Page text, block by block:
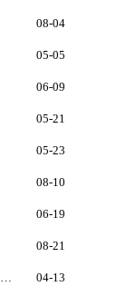
08-04
05-05
06-09
05-21
05-23
08-10
06-19
08-21
如何通过Google Chrome优化图片在网页中的加载速度 04-13